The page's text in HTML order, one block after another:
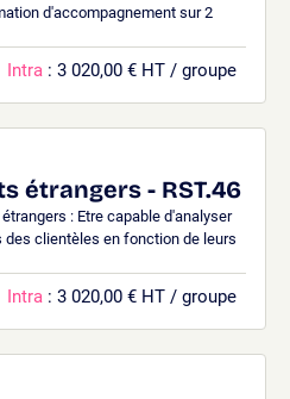
d'accompagnement sur 2
Intra : 3 020,00 € HT / groupe
étrangers - RST.46
: Etre capable d'analyser
clientèles en fonction de leurs
Intra : 3 020,00 € HT / groupe